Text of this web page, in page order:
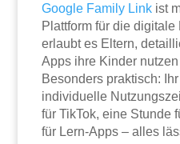
Google Family Link ist
Plattform für die
erlaubt es Eltern,
Apps ihre Kinder
Besonders praktisch:
individuelle
für TikTok, eine Stunde
für Lern-Apps – alles